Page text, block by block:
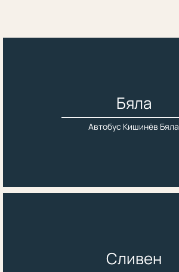
Бяла
Автобус Кишинёв Бяла
Сливен